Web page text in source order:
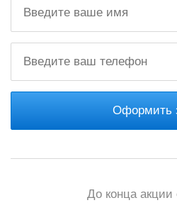
Оформить
До конца акции